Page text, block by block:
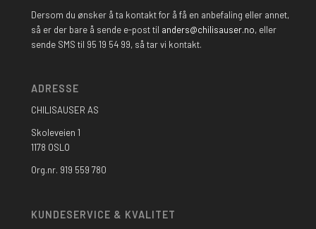
Dersom du ønsker å ta kontakt for å få en anbefaling eller annet,
så er der bare å sende e-post til anders@chilisauser.no, eller
sende SMS til 95 19 54 99, så tar vi kontakt.
ADRESSE
CHILISAUSER AS
Skoleveien 1
1178 OSLO
Org.nr. 919 559 780
KUNDESERVICE & KVALITET